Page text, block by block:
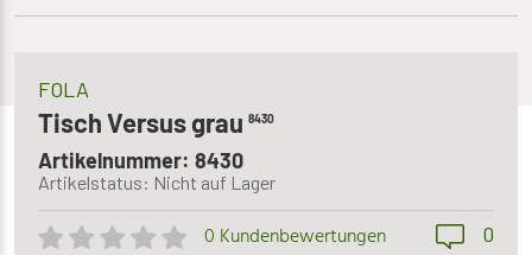
FOLA
Tisch Versus grau 8430
Artikelnummer: 8430
Artikelstatus: Nicht auf Lager
0 Kundenbewertungen 0